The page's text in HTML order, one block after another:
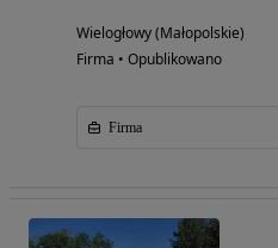
Wielogłowy (Małopolskie)
Firma • Opublikowano
Firma